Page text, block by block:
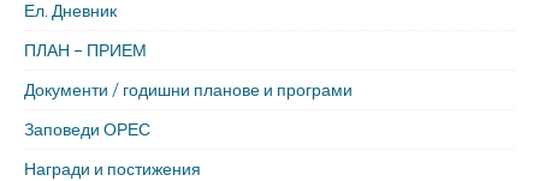
Ел. Дневник
ПЛАН – ПРИЕМ
Документи / годишни планове и програми
Заповеди ОРЕС
Награди и постижения